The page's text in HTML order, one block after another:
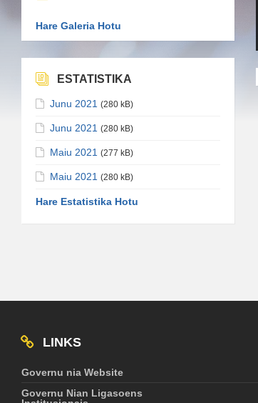
Hare Galeria Hotu
ESTATISTIKA
Junu 2021 (280 kB)
Junu 2021 (280 kB)
Maiu 2021 (277 kB)
Maiu 2021 (280 kB)
Hare Estatistika Hotu
LINKS
Governu nia Website
Governu Nian Ligasoens